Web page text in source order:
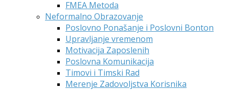
FMEA Metoda
Neformalno Obrazovanje
Poslovno Ponašanje i Poslovni Bonton
Upravljanje vremenom
Motivacija Zaposlenih
Poslovna Komunikacija
Timovi i Timski Rad
Merenje Zadovoljstva Korisnika